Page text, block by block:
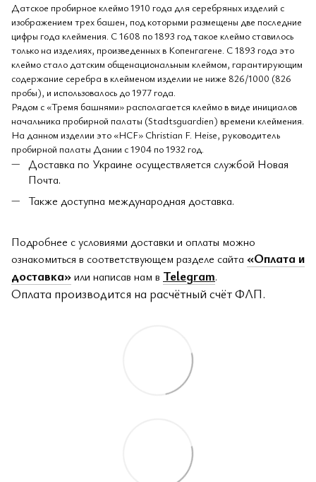
Датское пробирное клеймо 1910 года для серебряных изделий с
изображением трех башен, под которыми размещены две последние
цифры года клеймения. С 1608 по 1893 год такое клеймо ставилось
только на изделиях, произведенных в Копенгагене. С 1893 года это
клеймо стало датским общенациональным клеймом, гарантирующим
содержание серебра в клейменом изделии не ниже 826/1000 (826
пробы), и использовалось до 1977 года.
Рядом с «Тремя башнями» располагается клеймо в виде инициалов
начальника пробирной палаты (Stadtsguardien) времени клеймения.
На данном изделии это «HCF» Christian F. Heise, руководитель
пробирной палаты Дании с 1904 по 1932 год.
Доставка по Украине осуществляется службой Новая
Почта.
Также доступна международная доставка.
Подробнее с условиями доставки и оплаты можно
ознакомиться в соответствующем разделе сайта «Оплата и
доставка»или написав нам в Telegram.
Оплата производится на расчётный счёт ФЛП.